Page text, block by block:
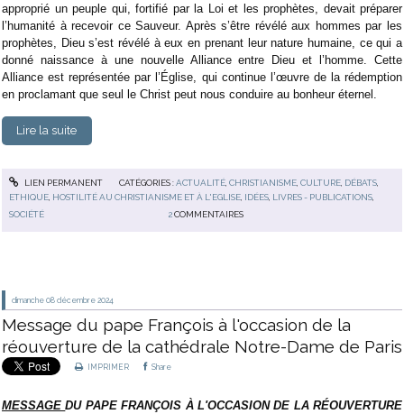
approprié un peuple qui, fortifié par la Loi et les prophètes, devait préparer
l’humanité à recevoir ce Sauveur. Après s’être révélé aux hommes par les
prophètes, Dieu s’est révélé à eux en prenant leur nature humaine, ce qui a
donné naissance à une nouvelle Alliance entre Dieu et l’homme. Cette
Alliance est représentée par l’Église, qui continue l’œuvre de la rédemption
en proclamant que seul le Christ peut nous conduire au bonheur éternel.
Lire la suite
LIEN PERMANENT CATÉGORIES :ACTUALITÉ, CHRISTIANISME, CULTURE, DÉBATS,
ETHIQUE HOSTILITÉ AU CHRISTIANISME ET À L'EGLISE IDÉES LIVRES - PUBLICATIONS
SOCIÉTÉ
2 COMMENTAIRES
dimanche 08 décembre 2024
Message du pape François à l'occasion de la
réouverture de la cathédrale Notre-Dame de Paris
IMPRIMER Share
MESSAGEDU PAPE FRANÇOIS À L'OCCASION DE LA RÉOUVERTURE